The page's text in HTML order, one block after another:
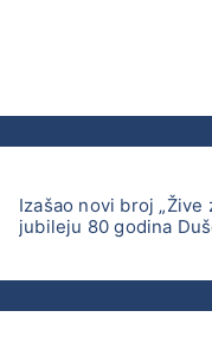
Izašao novi broj „Žive
jubileju 80 godina